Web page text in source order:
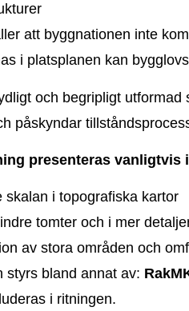
att byggnationen inte
i platsplanen kan
och begripligt
påskyndar
presenteras vanligtvis
skalan i topografiska kartor
tomter och i mer
av stora områden och
styrs bland annat av:
i ritningen.